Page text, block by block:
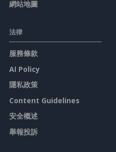
網站地圖
法律
服務條款
AI Policy
隱私政策
Content Guidelines
安全概述
舉報投訴